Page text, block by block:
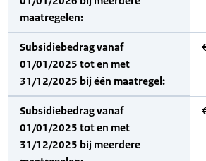
maatregelen:
Subsidiebedrag vanaf
01/01/2025 tot en met
31/12/2025 bij één maatregel:
Subsidiebedrag vanaf
01/01/2025 tot en met
31/12/2025 bij meerdere